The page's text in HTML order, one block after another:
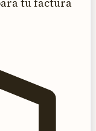
tu factura